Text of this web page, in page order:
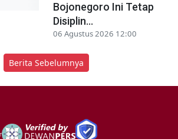
Bojonegoro Ini Tetap
Disiplin...
06 Agustus 2026 12:00
Berita Sebelumnya